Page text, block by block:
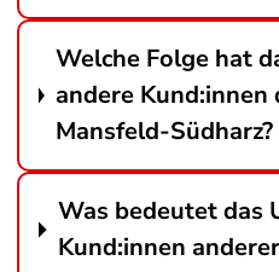
Welche Folge hat
andere Kund:innen
Mansfeld-Südharz?
Was bedeutet das
Kund:innen